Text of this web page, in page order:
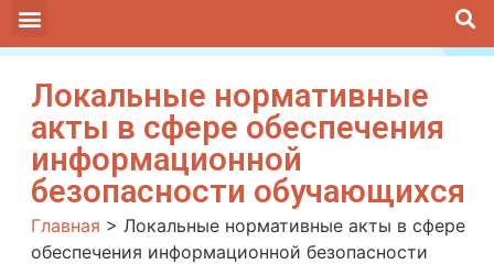
Локальные нормативные
акты в сфере обеспечения
информационной
безопасности обучающихся
Главная > Локальные нормативные акты в сфере
обеспечения информационной безопасности